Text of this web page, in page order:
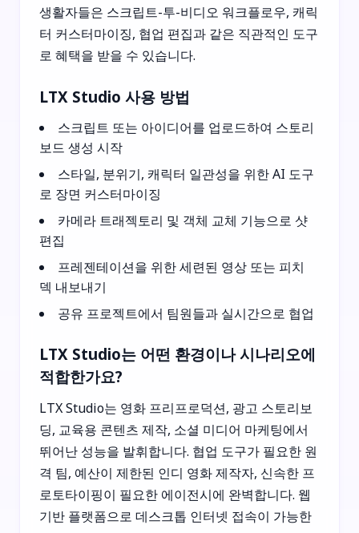
생활자들은 스크립트-투-비디오 워크플로우, 캐릭
터 커스터마이징, 협업 편집과 같은 직관적인 도구
로 혜택을 받을 수 있습니다.
LTX Studio 사용 방법
스크립트 또는 아이디어를 업로드하여 스토리
보드 생성 시작
스타일, 분위기, 캐릭터 일관성을 위한 AI 도구
로 장면 커스터마이징
카메라 트래젝토리 및 객체 교체 기능으로 샷
편집
프레젠테이션을 위한 세련된 영상 또는 피치
덱 내보내기
공유 프로젝트에서 팀원들과 실시간으로 협업
LTX Studio는 어떤 환경이나 시나리오에
적합한가요?
LTX Studio는 영화 프리프로덕션, 광고 스토리보
딩, 교육용 콘텐츠 제작, 소셜 미디어 마케팅에서
뛰어난 성능을 발휘합니다. 협업 도구가 필요한 원
격 팀, 예산이 제한된 인디 영화 제작자, 신속한 프
로토타이핑이 필요한 에이전시에 완벽합니다. 웹
기반 플랫폼으로 데스크톱 인터넷 접속이 가능한